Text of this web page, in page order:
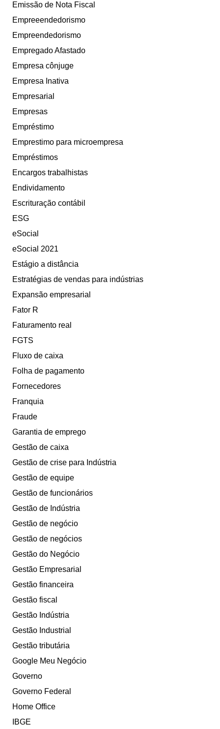
Emissão de Nota Fiscal
Empreeendedorismo
Empreendedorismo
Empregado Afastado
Empresa cônjuge
Empresa Inativa
Empresarial
Empresas
Empréstimo
Emprestimo para microempresa
Empréstimos
Encargos trabalhistas
Endividamento
Escrituração contábil
ESG
eSocial
eSocial 2021
Estágio a distância
Estratégias de vendas para indústrias
Expansão empresarial
Fator R
Faturamento real
FGTS
Fluxo de caixa
Folha de pagamento
Fornecedores
Franquia
Fraude
Garantia de emprego
Gestão de caixa
Gestão de crise para Indústria
Gestão de equipe
Gestão de funcionários
Gestão de Indústria
Gestão de negócio
Gestão de negócios
Gestão do Negócio
Gestão Empresarial
Gestão financeira
Gestão fiscal
Gestão Indústria
Gestão Industrial
Gestão tributária
Google Meu Negócio
Governo
Governo Federal
Home Office
IBGE